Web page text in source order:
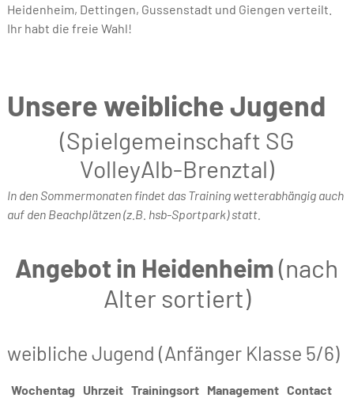
Heidenheim, Dettingen, Gussenstadt und Giengen verteilt.
Ihr habt die freie Wahl!
Unsere weibliche Jugend
(Spielgemeinschaft SG
VolleyAlb-Brenztal)
In den Sommermonaten findet das Training wetterabhängig auch
auf den Beachplätzen (z.B. hsb-Sportpark) statt.
Angebot in Heidenheim(nach
Alter sortiert)
weibliche Jugend (Anfänger Klasse 5/6)
Wochentag Uhrzeit Trainingsort Management Contact